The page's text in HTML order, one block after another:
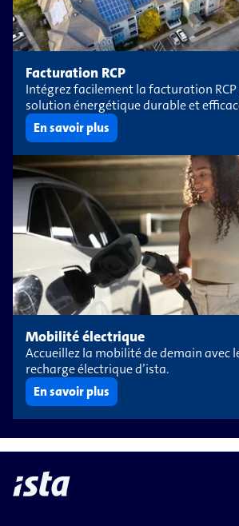
Facturation RCP
Intégrez facilement la facturation
solution énergétique durable et
En savoir plus
Mobilité électrique
Accueillez la mobilité de demain avec
recharge électrique d’ista.
En savoir plus